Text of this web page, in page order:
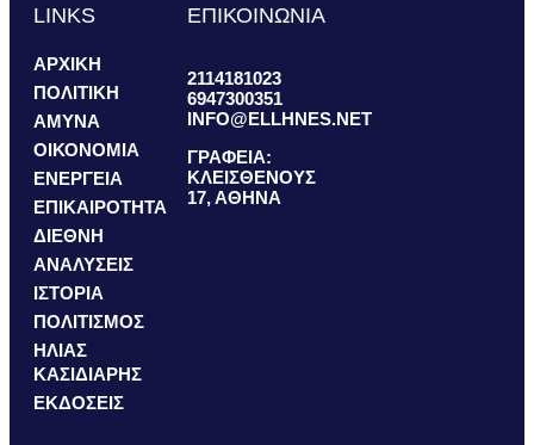
LINKS
ΑΡΧΙΚΗ
ΠΟΛΙΤΙΚΗ
ΑΜΥΝΑ
ΟΙΚΟΝΟΜΙΑ
ΕΝΕΡΓΕΙΑ
ΕΠΙΚΑΙΡΟΤΗΤΑ
ΔΙΕΘΝΗ
ΑΝΑΛΥΣΕΙΣ
ΙΣΤΟΡΙΑ
ΠΟΛΙΤΙΣΜΟΣ
ΗΛΙΑΣ
ΚΑΣΙΔΙΑΡΗΣ
ΕΚΔΟΣΕΙΣ
ΕΠΙΚΟΙΝΩΝΙΑ
2114181023
6947300351
INFO@ELLHNES.NET
ΓΡΑΦΕΙΑ:
ΚΛΕΙΣΘΕΝΟΥΣ
17, ΑΘΗΝΑ